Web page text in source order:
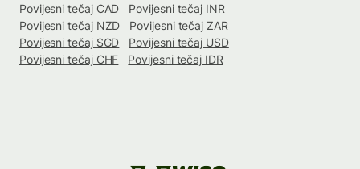
Povijesni tečaj CAD
Povijesni tečaj INR
Povijesni tečaj NZD
Povijesni tečaj ZAR
Povijesni tečaj SGD
Povijesni tečaj USD
Povijesni tečaj CHF
Povijesni tečaj IDR